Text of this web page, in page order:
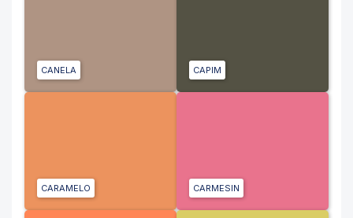
CANELA CAPIM
CARAMELO CARMESIN